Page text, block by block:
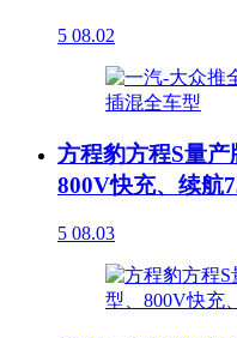
5 08.02
方程豹方程S量产
800V快充、续航
5 08.03